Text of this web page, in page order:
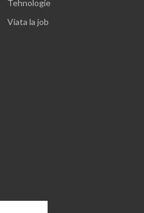
Tehnologie
Viata la job